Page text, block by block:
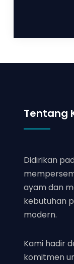
Tentang
Didirikan
ayam dan
kebutuhan
modern.
Kami hadir
komitmen